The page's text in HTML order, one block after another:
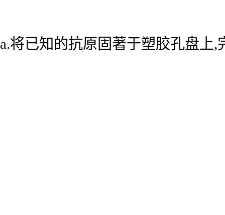
a.将已知的抗原固著于塑胶孔盘上